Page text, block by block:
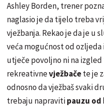
Ashley Borden, trener
naglasio je da tijelo treba
vježbanja. Rekao je da je u
veća mogućnost odozljeda
utječe povoljno ni na izgled
rekreativnevježbačete je
odnosno da vježbaš svaki
trebaju napravitipauzu od